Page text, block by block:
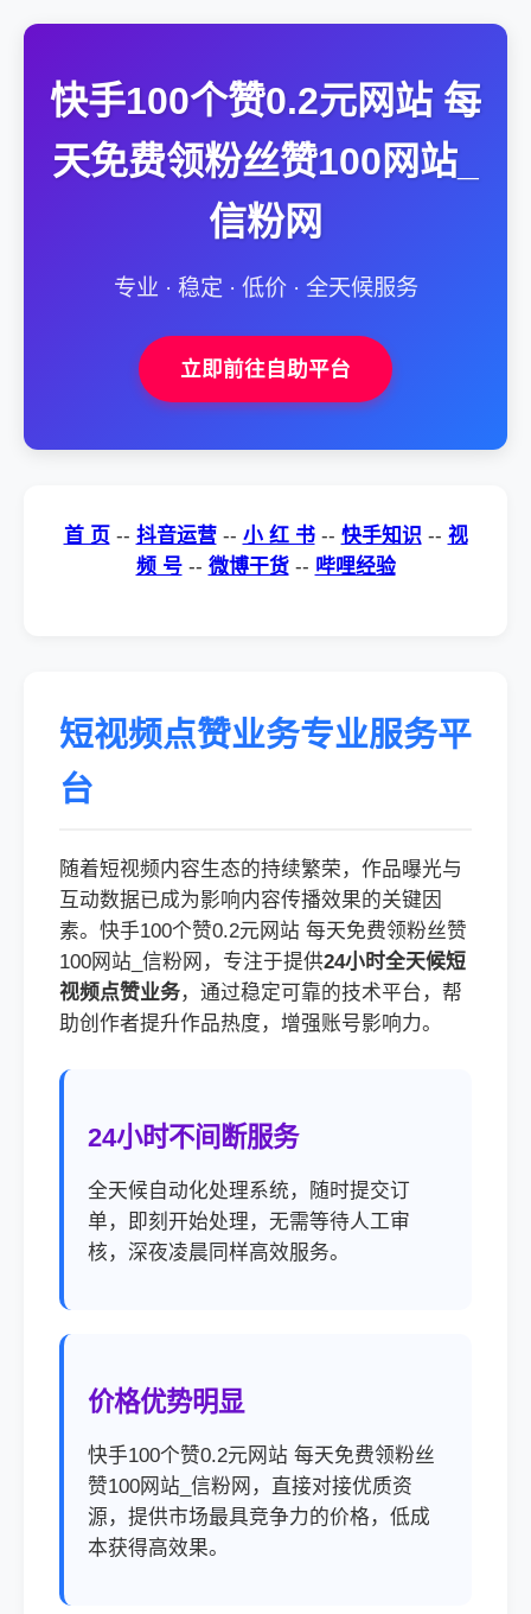
快手100个赞0.2元网站 每
天免费领粉丝赞100网站_
信粉网
专业 · 稳定 · 低价 · 全天候服务
立即前往自助平台
首 页 -- 抖音运营-- 小 红 书-- 快手知识 -- 视
频 号-- 微博干货-- 哔哩经验
短视频点赞业务专业服务平
台
随着短视频内容生态的持续繁荣，作品曝光与
互动数据已成为影响内容传播效果的关键因
素。快手100个赞0.2元网站 每天免费领粉丝赞
100网站_信粉网，专注于提供24小时全天候短
视频点赞业务，通过稳定可靠的技术平台，帮
助创作者提升作品热度，增强账号影响力。
24小时不间断服务
全天候自动化处理系统，随时提交订
单，即刻开始处理，无需等待人工审
核，深夜凌晨同样高效服务。
价格优势明显
快手100个赞0.2元网站 每天免费领粉丝
赞100网站_信粉网，直接对接优质资
源，提供市场最具竞争力的价格，低成
本获得高效果。